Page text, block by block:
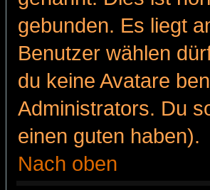
gebunden. Es liegt
Benutzer wählen
du keine Avatare
Administrators. Du
einen guten haben).
Nach oben